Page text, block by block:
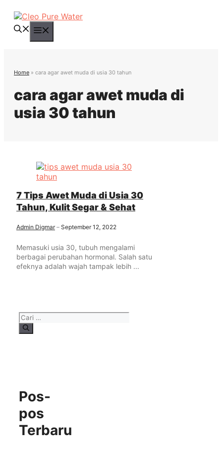
cara agar awet muda di
usia 30 tahun
Home » cara agar awet muda di usia 30 tahun
7 Tips Awet Muda di Usia 30
Tahun, Kulit Segar & Sehat
Admin Digmar September 12, 2022
Memasuki usia 30, tubuh mengalami
berbagai perubahan hormonal. Salah satu
efeknya adalah wajah tampak lebih ...
Cari
untuk:
Pos-
pos
Terbaru